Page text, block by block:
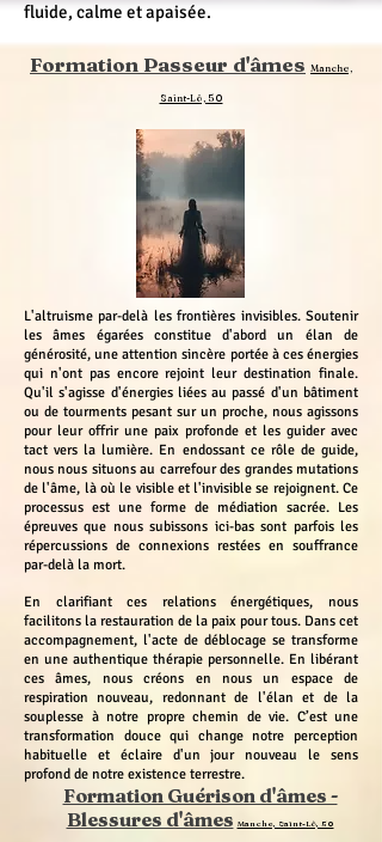
fluide, calme et apaisée.
Formation Passeur d'âmes Manche,
Saint-Lô, 50
L'altruisme par-delà les frontières invisibles. Soutenir
les âmes égarées constitue d'abord un élan de
générosité, une attention sincère portée à ces énergies
qui n'ont pas encore rejoint leur destination finale.
Qu'il s'agisse d'énergies liées au passé d'un bâtiment
ou de tourments pesant sur un proche, nous agissons
pour leur offrir une paix profonde et les guider avec
tact vers la lumière. En endossant ce rôle de guide,
nous nous situons au carrefour des grandes mutations
de l'âme, là où le visible et l'invisible se rejoignent. Ce
processus est une forme de médiation sacrée. Les
épreuves que nous subissons ici-bas sont parfois les
répercussions de connexions restées en souffrance
par-delà la mort.
En clarifiant ces relations énergétiques, nous
facilitons la restauration de la paix pour tous. Dans cet
accompagnement, l'acte de déblocage se transforme
en une authentique thérapie personnelle. En libérant
ces âmes, nous créons en nous un espace de
respiration nouveau, redonnant de l'élan et de la
souplesse à notre propre chemin de vie. C’est une
transformation douce qui change notre perception
habituelle et éclaire d'un jour nouveau le sens
profond de notre existence terrestre.
Formation Guérison d'âmes -
Blessures d'âmes Manche, Saint-Lô, 50